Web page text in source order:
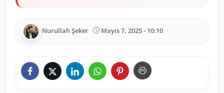
Nurullah Şeker Mayıs 7, 2025 - 10:10